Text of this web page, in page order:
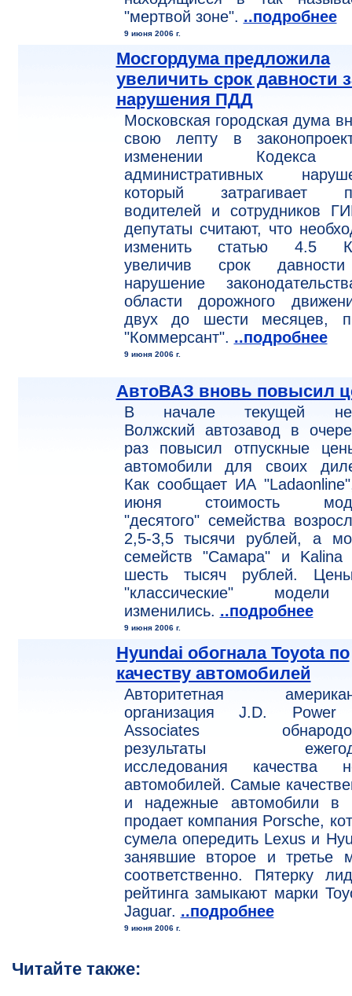
"мертвой зоне". ..подробнее
9 июня 2006 г.
Мосгордума предложила
увеличить срок давности
нарушения ПДД
Московская городская дума
свою лепту в
изменении
административных
который затрагивает
водителей и сотрудников
депутаты считают, что
изменить статью 4.5
увеличив срок
нарушение
области дорожного
двух до шести месяцев,
"Коммерсант". ..подробнее
9 июня 2006 г.
АвтоВАЗ вновь повысил
В начале текущей
Волжский автозавод в
раз повысил отпускные
автомобили для своих
Как сообщает ИА
июня стоимость
"десятого" семейства
2,5-3,5 тысячи рублей, а
семейств "Самара" и
шесть тысяч рублей.
"классические"
изменились. ..подробнее
9 июня 2006 г.
Hyundai обогнала Toyota по
качеству автомобилей
Авторитетная
организация J.D. Power
Associates
результаты
исследования качества
автомобилей. Самые
и надежные автомобили
продает компания Porsche,
сумела опередить Lexus и
занявшие второе и третье
соответственно. Пятерку
рейтинга замыкают марки
Jaguar. ..подробнее
9 июня 2006 г.
Читайте также: